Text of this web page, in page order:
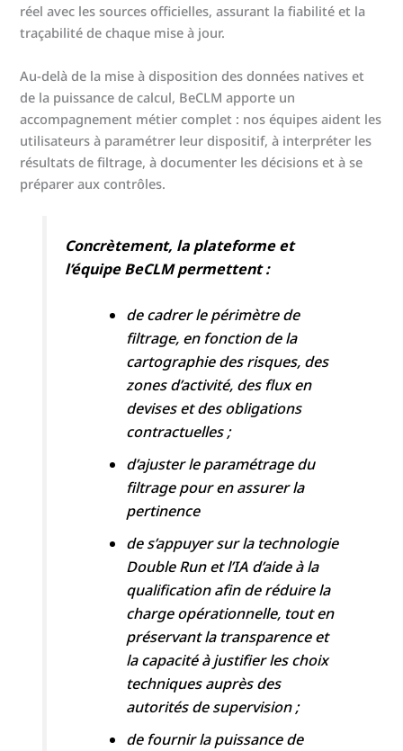
réel avec les sources officielles, assurant la fiabilité et la
traçabilité de chaque mise à jour.
Au-delà de la mise à disposition des données natives et
de la puissance de calcul, BeCLM apporte un
accompagnement métier complet : nos équipes aident les
utilisateurs à paramétrer leur dispositif, à interpréter les
résultats de filtrage, à documenter les décisions et à se
préparer aux contrôles.
Concrètement, la plateforme et
l’équipe BeCLM permettent :
de cadrer le périmètre de
filtrage, en fonction de la
cartographie des risques, des
zones d’activité, des flux en
devises et des obligations
contractuelles ;
d’ajuster le paramétrage du
filtrage pour en assurer la
pertinence
de s’appuyer sur la technologie
Double Run et l’IA d’aide à la
qualification afin de réduire la
charge opérationnelle, tout en
préservant la transparence et
la capacité à justifier les choix
techniques auprès des
autorités de supervision ;
de fournir la puissance de